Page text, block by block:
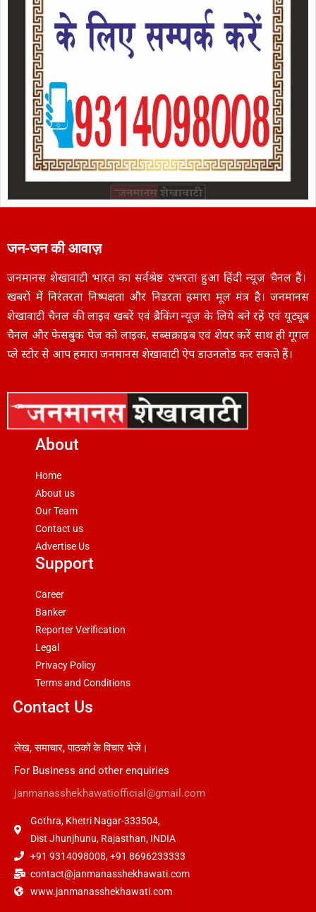
जन-जन की आवाज़
जनमानस शेखावाटी भारत का सर्वश्रेष्ठ उभरता हुआ हिंदी न्यूज़ चैनल हैं।
खबरों में निरंतरता निष्पक्षता और निडरता हमारा मूल मंत्र है। जनमानस
शेखावाटी चैनल की लाइव खबरें एवं ब्रैकिंग न्यूज़ के लिये बने रहें एवं यूट्यूब
चैनल और फेसबुक पेज को लाइक, सब्सक्राइब एवं शेयर करें साथ ही गूगल
प्ले स्टोर से आप हमारा जनमानस शेखावाटी ऐप डाउनलोड कर सकते हैं।
About
Home
About us
Our Team
Contact us
Advertise Us
Support
Career
Banker
Reporter Verification
Legal
Privacy Policy
Terms and Conditions
Contact Us
लेख, समाचार, पाठकों के विचार भेजें।
For Business and other enquiries
janmanasshekhawatiofficial@gmail.com
Gothra, Khetri Nagar-333504,
Dist Jhunjhunu, Rajasthan, INDIA
+91 9314098008, +91 8696233333
contact@janmanasshekhawati.com
www.janmanasshekhawati.com